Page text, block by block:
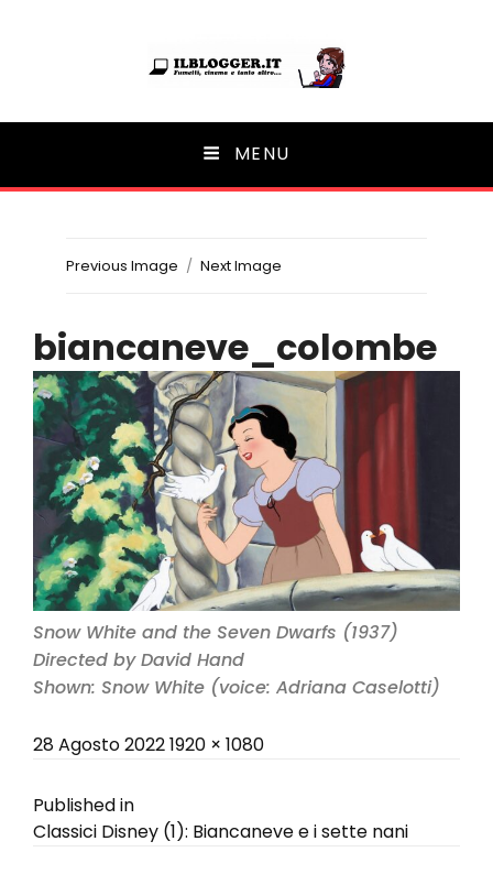
Ilblogger.it
Il portalino di blog | MENU
Previous Image Next Image
biancaneve_colombe
Snow White and the Seven Dwarfs (1937)
Directed by David Hand
Shown: Snow White (voice: Adriana Caselotti)
Posted
28 Agosto 2022Full
1920 × 1080
Navigazione
Published in
Classici Disney (1): Biancaneve e i sette nani